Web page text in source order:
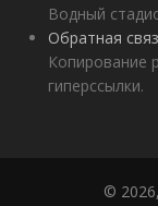
Водный
Обратная
Копирование
гиперссылки.
© 2026,